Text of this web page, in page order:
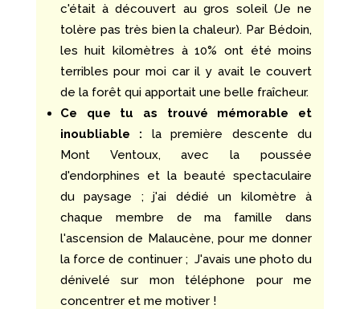
c'était à découvert au gros soleil (Je ne
tolère pas très bien la chaleur). Par Bédoin,
les huit kilomètres à 10% ont été moins
terribles pour moi car il y avait le couvert
de la forêt qui apportait une belle fraîcheur.
Ce que tu as trouvé mémorable et
inoubliable : la première descente du
Mont Ventoux, avec la poussée
d'endorphines et la beauté spectaculaire
du paysage ; j'ai dédié un kilomètre à
chaque membre de ma famille dans
l'ascension de Malaucène, pour me donner
la force de continuer ; J'avais une photo du
dénivelé sur mon téléphone pour me
concentrer et me motiver !